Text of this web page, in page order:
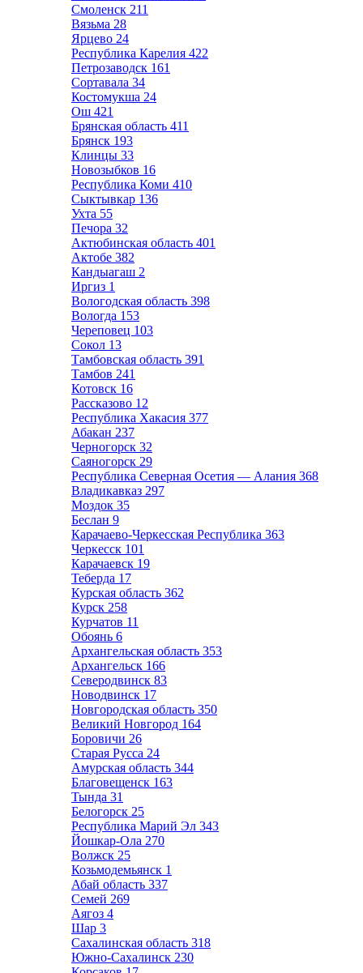
Смоленск 211
Вязьма 28
Ярцево 24
Республика Карелия 422
Петрозаводск 161
Сортавала 34
Костомукша 24
Ош 421
Брянская область 411
Брянск 193
Клинцы 33
Новозыбков 16
Республика Коми 410
Сыктывкар 136
Ухта 55
Печора 32
Актюбинская область 401
Актобе 382
Кандыагаш 2
Иргиз 1
Вологодская область 398
Вологда 153
Череповец 103
Сокол 13
Тамбовская область 391
Тамбов 241
Котовск 16
Рассказово 12
Республика Хакасия 377
Абакан 237
Черногорск 32
Саяногорск 29
Республика Северная Осетия — Алания 368
Владикавказ 297
Моздок 35
Беслан 9
Карачаево-Черкесская Республика 363
Черкесск 101
Карачаевск 19
Теберда 17
Курская область 362
Курск 258
Курчатов 11
Обоянь 6
Архангельская область 353
Архангельск 166
Северодвинск 83
Новодвинск 17
Новгородская область 350
Великий Новгород 164
Боровичи 26
Старая Русса 24
Амурская область 344
Благовещенск 163
Тында 31
Белогорск 25
Республика Марий Эл 343
Йошкар-Ола 270
Волжск 25
Козьмодемьянск 1
Абай область 337
Семей 269
Аягоз 4
Шар 3
Сахалинская область 318
Южно-Сахалинск 230